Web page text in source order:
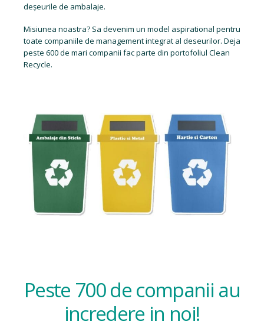
deșeurile de ambalaje.
Misiunea noastra? Sa devenim un model aspirational pentru
toate companiile de management integrat al deseurilor. Deja
peste 600 de mari companii fac parte din portofoliul Clean
Recycle.
Peste 700 de companii au
incredere in noi!